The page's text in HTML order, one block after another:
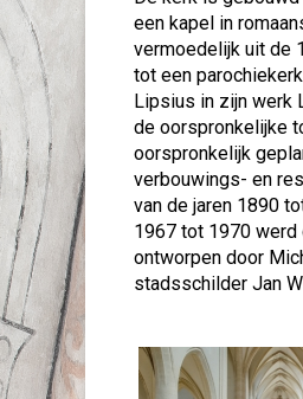
een kapel in
vermoedelijk uit de
tot een
Lipsius in zijn werk
de oorspronkelijke
oorspronkelijk
verbouwings- en
van de jaren 1890
1967 tot 1970 werd
ontworpen door
stadsschilder Jan